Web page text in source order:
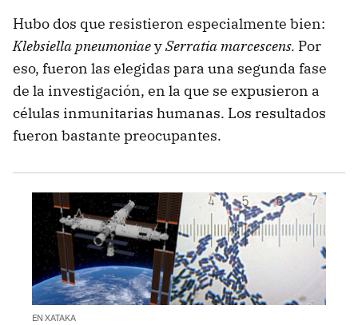
Hubo dos que resistieron especialmente bien:
Klebsiella pneumoniaeySerratia marcescens. Por
eso, fueron las elegidas para una segunda fase
de la investigación, en la que se expusieron a
células inmunitarias humanas. Los resultados
fueron bastante preocupantes.
EN XATAKA